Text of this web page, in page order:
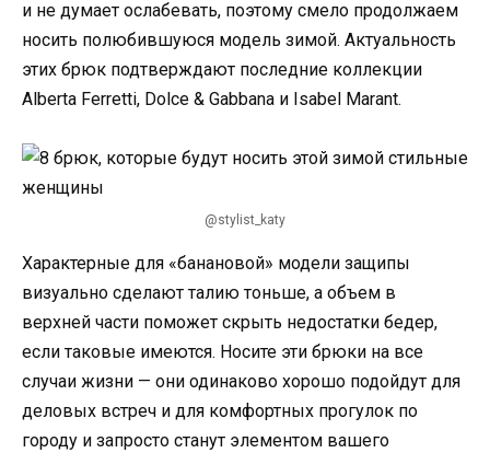
и не думает ослабевать, поэтому смело продолжаем
носить полюбившуюся модель зимой. Актуальность
этих брюк подтверждают последние коллекции
Alberta Ferretti, Dolce & Gabbana и Isabel Marant.
@stylist_katy
Характерные для «банановой» модели защипы
визуально сделают талию тоньше, а объем в
верхней части поможет скрыть недостатки бедер,
если таковые имеются. Носите эти брюки на все
случаи жизни — они одинаково хорошо подойдут для
деловых встреч и для комфортных прогулок по
городу и запросто станут элементом вашего